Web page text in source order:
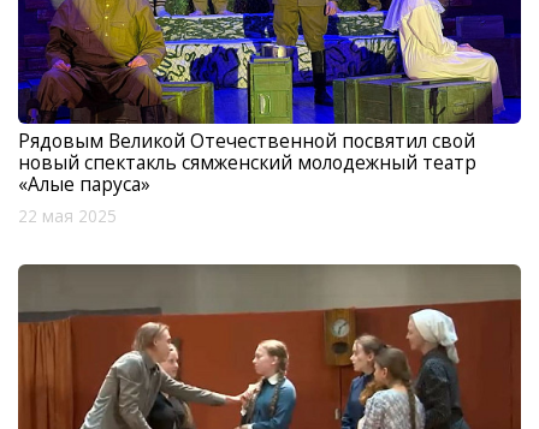
Рядовым Великой Отечественной посвятил свой
новый спектакль сямженский молодежный театр
«Алые паруса»
22 мая 2025